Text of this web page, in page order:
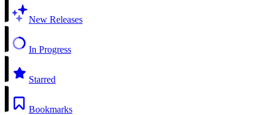
New Releases
In Progress
Starred
Bookmarks